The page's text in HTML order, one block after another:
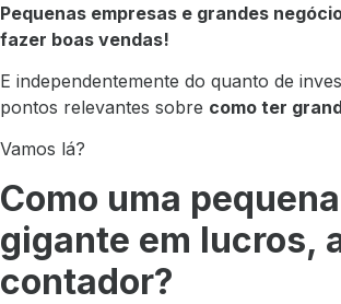
Pequenas empresas e grandes
fazer boas vendas!
E independentemente do quanto de
pontos relevantes sobre como ter
Vamos lá?
Como uma
gigante em lucros,
contador?